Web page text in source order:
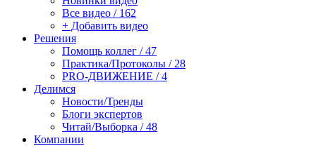
Все видео / 162
+ Добавить видео
Решения
Помощь коллег / 47
Практика/Протоколы / 28
PRO-ДВИЖЕНИЕ / 4
Делимся
Новости/Тренды
Блоги экспертов
Читай/Выборка / 48
Компании